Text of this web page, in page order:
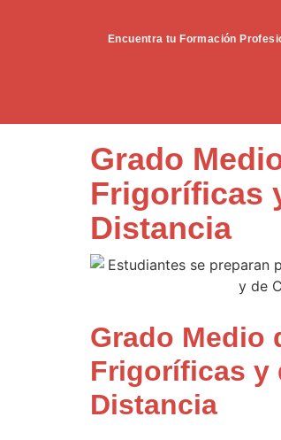
Encuentra tu Formación
Grado
Frigoríficas
Distancia
Grado Medio
Frigoríficas y
Distancia